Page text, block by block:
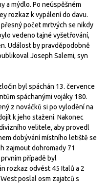
a mýdlo. Po neúspěšném
rozkaz k vypálení do davu.
počet mrtvých se nikdy
vedeno tajné vyšetřování,
Událost by pravděpodobně
Joseph Salemi, syn
byl spáchán 13. července
spáchanými vojáky 180.
z nováčků si po vylodění na
k jeho stažení. Nakonec
velitele, aby provedl
dobývání místního letiště se
zajmout dohromady 71
případě byl
rozkaz odvést 45 Italů a 2
poslal osm zajatců s